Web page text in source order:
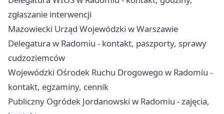
zgłaszanie interwencji
Mazowiecki Urząd Wojewódzki w Warszawie
Delegatura w Radomiu - kontakt, paszporty, sprawy
cudzoziemców
Wojewódzki Ośrodek Ruchu Drogowego w Radomiu -
kontakt, egzaminy, cennik
Publiczny Ogródek Jordanowski w Radomiu - zajęcia,